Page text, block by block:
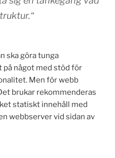
ska göra tunga
på något med stöd för
Men för webb
brukar rekommenderas
statiskt innehåll med
webbserver vid sidan av